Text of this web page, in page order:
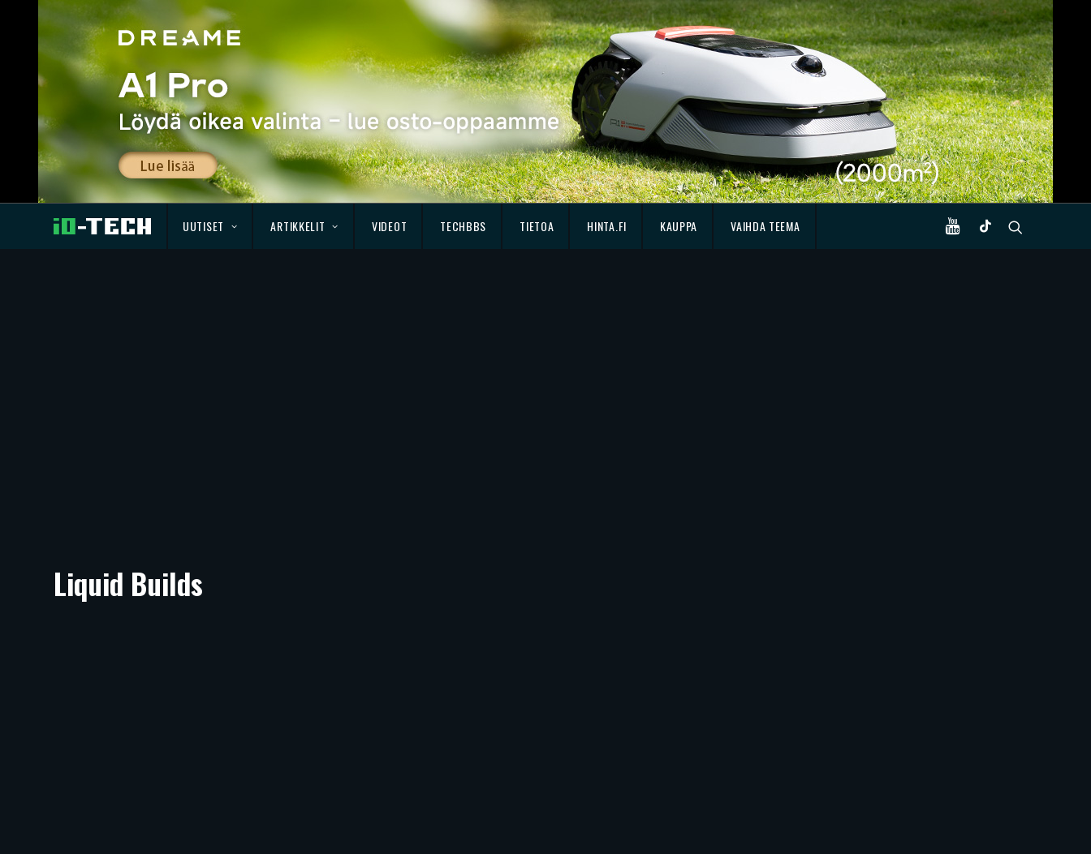
UUTISET ARTIKKELIT VIDEOT TECHBBS TIETOA HINTA.FI KAUPPA VAIHDA TEEMA
Liquid Builds